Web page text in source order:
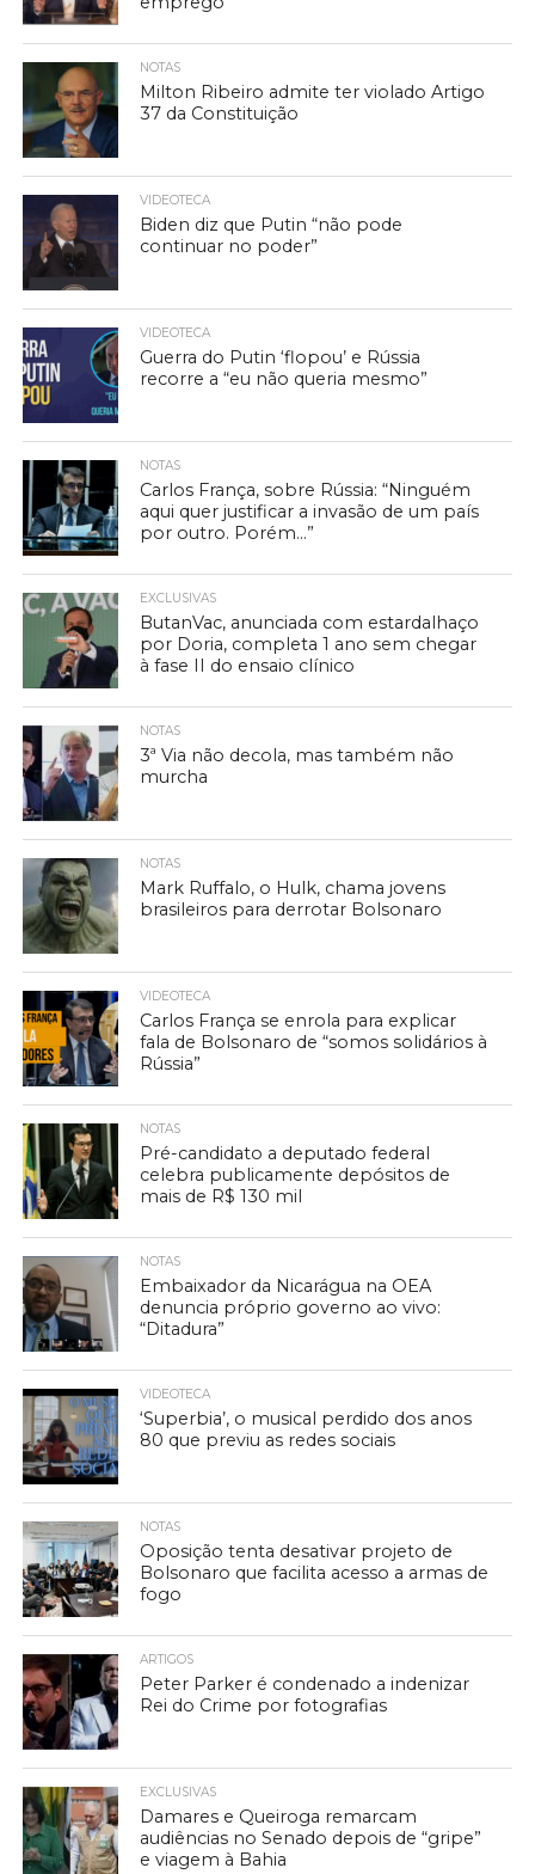
NOTAS
Milton Ribeiro admite ter violado Artigo
37 da Constituição
VIDEOTECA
Biden diz que Putin “não pode
continuar no poder”
VIDEOTECA
Guerra do Putin ‘flopou’ e Rússia
recorre a “eu não queria mesmo”
NOTAS
Carlos França, sobre Rússia: “Ninguém
aqui quer justificar a invasão de um país
por outro. Porém…”
EXCLUSIVAS
ButanVac, anunciada com estardalhaço
por Doria, completa 1 ano sem chegar
à fase II do ensaio clínico
NOTAS
3ª Via não decola, mas também não
murcha
NOTAS
Mark Ruffalo, o Hulk, chama jovens
brasileiros para derrotar Bolsonaro
VIDEOTECA
Carlos França se enrola para explicar
fala de Bolsonaro de “somos solidários à
Rússia”
NOTAS
Pré-candidato a deputado federal
celebra publicamente depósitos de
mais de R$ 130 mil
NOTAS
Embaixador da Nicarágua na OEA
denuncia próprio governo ao vivo:
“Ditadura”
VIDEOTECA
‘Superbia’, o musical perdido dos anos
80 que previu as redes sociais
NOTAS
Oposição tenta desativar projeto de
Bolsonaro que facilita acesso a armas de
fogo
ARTIGOS
Peter Parker é condenado a indenizar
Rei do Crime por fotografias
EXCLUSIVAS
Damares e Queiroga remarcam
audiências no Senado depois de “gripe”
e viagem à Bahia